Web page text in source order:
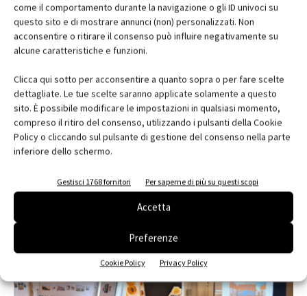
come il comportamento durante la navigazione o gli ID univoci su
questo sito e di mostrare annunci (non) personalizzati. Non
acconsentire o ritirare il consenso può influire negativamente su
alcune caratteristiche e funzioni.
Clicca qui sotto per acconsentire a quanto sopra o per fare scelte
dettagliate. Le tue scelte saranno applicate solamente a questo
sito. È possibile modificare le impostazioni in qualsiasi momento,
compreso il ritiro del consenso, utilizzando i pulsanti della Cookie
Policy o cliccando sul pulsante di gestione del consenso nella parte
inferiore dello schermo.
Gestisci 1768 fornitori Per saperne di più su questi scopi
Accetta
Preferenze
Cookie Policy Privacy Policy
Abbonati e regala
Iscriviti alla newsletter